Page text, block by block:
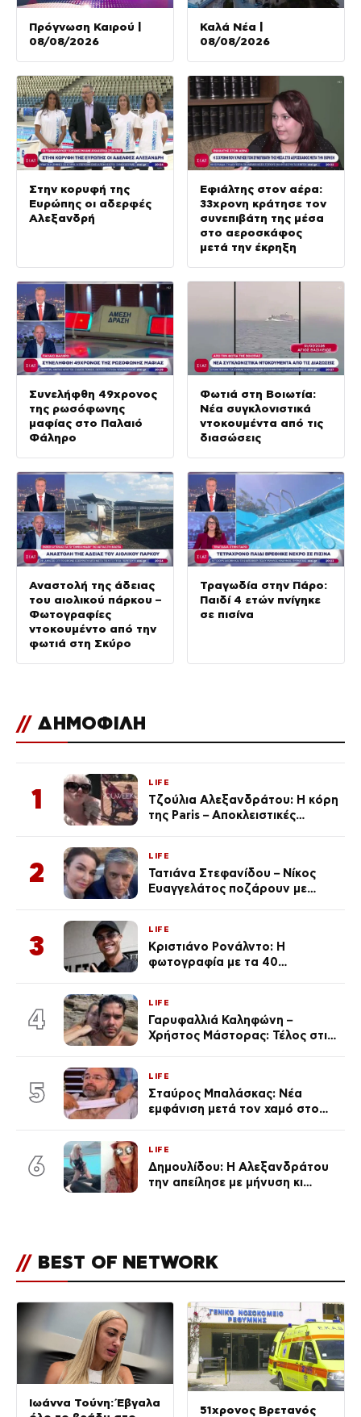
Πρόγνωση Καιρού |
08/08/2026
Καλά Νέα |
08/08/2026
Στην κορυφή της
Ευρώπης οι αδερφές
Αλεξανδρή
Εφιάλτης στον αέρα:
33χρονη κράτησε τον
συνεπιβάτη της μέσα
στο αεροσκάφος
μετά την έκρηξη
Συνελήφθη 49χρονος
της ρωσόφωνης
μαφίας στο Παλαιό
Φάληρο
Φωτιά στη Βοιωτία:
Νέα συγκλονιστικά
ντοκουμέντα από τις
διασώσεις
Αναστολή της άδειας
του αιολικού πάρκου –
Φωτογραφίες
ντοκουμέντο από την
φωτιά στη Σκύρο
Τραγωδία στην Πάρο:
Παιδί 4 ετών πνίγηκε
σε πισίνα
// ΔΗΜΟΦΙΛΗ
1
LIFE
Τζούλια Αλεξανδράτου: Η κόρη
της Paris – Αποκλειστικές
2
LIFE
Τατιάνα Στεφανίδου – Νίκος
Ευαγγελάτος ποζάρουν με
3
LIFE
Κριστιάνο Ρονάλντο: Η
φωτογραφία με τα 40
εκ. likes
4
LIFE
Γαρυφαλλιά Καληφώνη –
Χρήστος Μάστορας: Τέλος στις
5
LIFE
Σταύρος Μπαλάσκας: Νέα
εμφάνιση μετά τον χαμό στο
6
LIFE
Δημουλίδου: Η Αλεξανδράτου
την απείλησε με μήνυση κι
// BEST OF NETWORK
Ιωάννα Τούνη: Έβγαλα
51χρονος Βρετανός